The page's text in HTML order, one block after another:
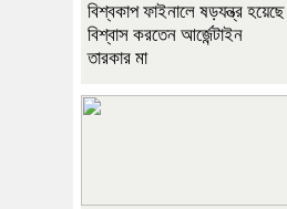
বিশ্বকাপ ফাইনালে ষড়যন্ত্র হয়েছে
বিশ্বাস করতেন আর্জেন্টাইন
তারকার মা